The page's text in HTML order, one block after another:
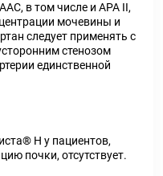
в том числе и АРА II,
мочевины и
следует применять с
стенозом
единственной
Н у пациентов,
почки, отсутствует.